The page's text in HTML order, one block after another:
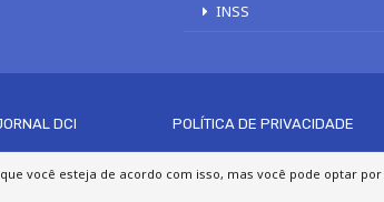
INSS
DCI POLÍTICA DE PRIVACIDADE
- 2026 DCI Digital - Todos os direitos reservados
você esteja de acordo com isso, mas você pode optar